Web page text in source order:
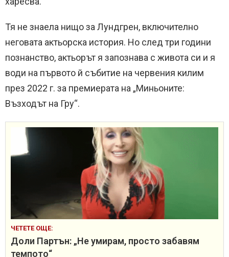
Тя не знаела нищо за Лундгрен, включително
неговата актьорска история. Но след три години
познанство, актьорът я запознава с живота си и я
води на първото й събитие на червения килим
през 2022 г. за премиерата на „Миньоните:
Възходът на Гру“.
ЧЕТЕТЕ ОЩЕ:
Доли Партън: „Не умирам, просто забавям
темпото“